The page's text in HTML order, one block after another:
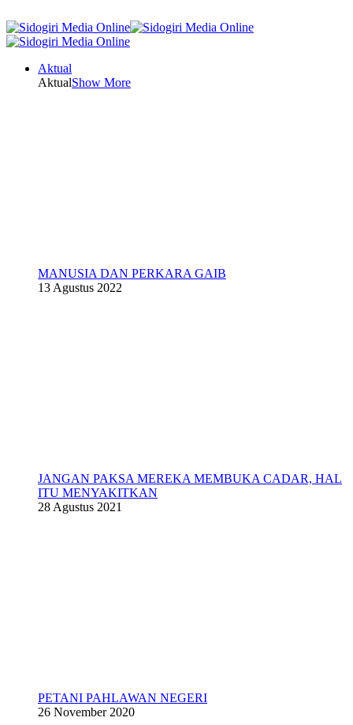
Aktual
AktualShow More
MANUSIA DAN PERKARA GAIB
13 Agustus 2022
JANGAN PAKSA MEREKA MEMBUKA CADAR, HAL
ITU MENYAKITKAN
28 Agustus 2021
PETANI PAHLAWAN NEGERI
26 November 2020